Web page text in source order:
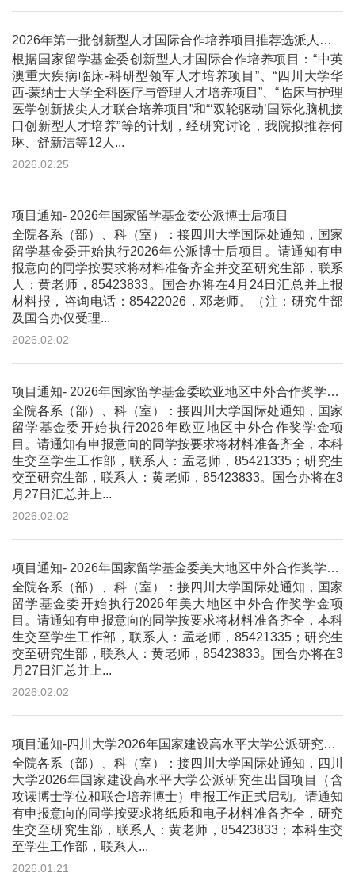
2026年第一批创新型人才国际合作培养项目推荐选派人员公示
根据国家留学基金委创新型人才国际合作培养项目：“中英
澳重大疾病临床-科研型领军人才培养项目”、“四川大学华
西-蒙纳士大学全科医疗与管理人才培养项目”、“临床与护理
医学创新拔尖人才联合培养项目”和“‘双轮驱动’国际化脑机接
口创新型人才培养”等的计划，经研究讨论，我院拟推荐何
琳、舒新洁等12人...
2026.02.25
项目通知- 2026年国家留学基金委公派博士后项目
全院各系（部）、科（室）：接四川大学国际处通知，国家
留学基金委开始执行2026年公派博士后项目。请通知有申
报意向的同学按要求将材料准备齐全并交至研究生部，联系
人：黄老师，85423833。国合办将在4月24日汇总并上报
材料报，咨询电话：85422026，邓老师。（注：研究生部
及国合办仅受理...
2026.02.02
项目通知- 2026年国家留学基金委欧亚地区中外合作奖学金项目
全院各系（部）、科（室）：接四川大学国际处通知，国家
留学基金委开始执行2026年欧亚地区中外合作奖学金项
目。请通知有申报意向的同学按要求将材料准备齐全，本科
生交至学生工作部，联系人：孟老师，85421335；研究生
交至研究生部，联系人：黄老师，85423833。国合办将在3
月27日汇总并上...
2026.02.02
项目通知- 2026年国家留学基金委美大地区中外合作奖学金项目
全院各系（部）、科（室）：接四川大学国际处通知，国家
留学基金委开始执行2026年美大地区中外合作奖学金项
目。请通知有申报意向的同学按要求将材料准备齐全，本科
生交至学生工作部，联系人：孟老师，85421335；研究生
交至研究生部，联系人：黄老师，85423833。国合办将在3
月27日汇总并上...
2026.02.02
项目通知-四川大学2026年国家建设高水平大学公派研究生出国项目
全院各系（部）、科（室）：接四川大学国际处通知，四川
大学2026年国家建设高水平大学公派研究生出国项目（含
攻读博士学位和联合培养博士）申报工作正式启动。请通知
有申报意向的同学按要求将纸质和电子材料准备齐全，研究
生交至研究生部，联系人：黄老师，85423833；本科生交
至学生工作部，联系人...
2026.01.21